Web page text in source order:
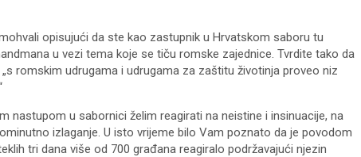
opisujući da ste kao zastupnik u Hrvatskom saboru tu
u vezi tema koje se tiču romske zajednice. Tvrdite tako da
romskim udrugama i udrugama za zaštitu životinja proveo niz
nastupom u sabornici želim reagirati na neistine i insinuacije, na
izlaganje. U isto vrijeme bilo Vam poznato da je povodom
tri dana više od 700 građana reagiralo podržavajući njezin